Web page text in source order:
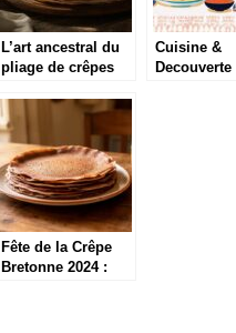
L’art ancestral du
pliage de crêpes
aux recettes
végétaliennes
Cuisine &
Decouverte
Fête de la Crêpe
Bretonne 2024 :